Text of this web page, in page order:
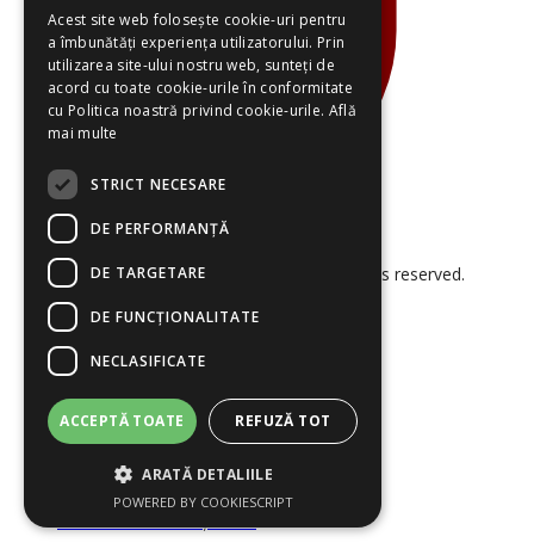
© 2026 Smart Project Solutions. All rights reserved.
Termeni și Condiții
Politica Cookies
Acest site web folosește cookie-uri pentru
a îmbunătăți experiența utilizatorului. Prin
utilizarea site-ului nostru web, sunteți de
acord cu toate cookie-urile în conformitate
cu Politica noastră privind cookie-urile. Află
mai multe
STRICT NECESARE
DE PERFORMANȚĂ
DE TARGETARE
DE FUNCŢIONALITATE
NECLASIFICATE
ACCEPTĂ TOATE REFUZĂ TOT
ARATĂ DETALIILE
POWERED BY COOKIESCRIPT